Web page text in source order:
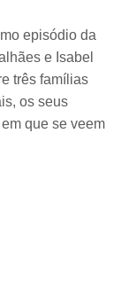
episódio da
e Isabel
três famílias
os seus
que se veem